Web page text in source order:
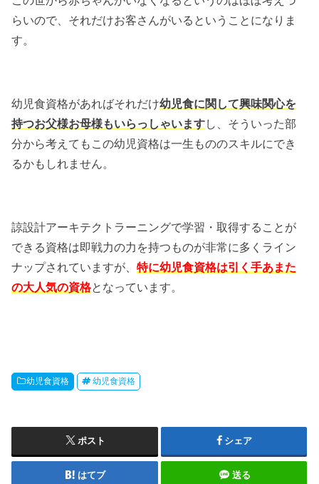
らいので、それだけお客さんがいるということになりま
す。
幼児食資格があればそれだけ幼児食に関して興味関心を
持つお父様お母様もいらっしゃいますし、そういった部
分から考えてもこの幼児資格は一生もののスキルにでき
るかもしれません。
諒設計アーキテクトラーニングで学習・取得することが
できる資格は即戦力の力を持つものが非常に多くライン
ナップされていますが、特に幼児食資格は引く手あまた
の大人気の資格となっています。
幼児食資格 幼児食資格
ポスト シェア
はてブ 送る